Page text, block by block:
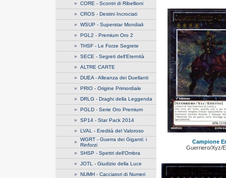
» CORE - Scontri di Ribellioni
» CROS - Destini Incrociati
» WSUP - Superstar Mondiali
» PGL2 - Premium Oro 2
» THSF - Le Forze Segrete
» SECE - Segreti dell'Eternità
» ALTRE CARTE
» DUEA - Alleanza dei Duellanti
» PRIO - Origine Primordiale
» DRLG - Draghi della Leggenda
» PGLD - Serie Oro Premium
» SP14 - Star Pack 2014
» LVAL - Eredità del Valoroso
» WGRT - Guerra dei Giganti: i
Rinforzi
» SHSP - Spettri dell'Ombra
» JOTL - Giudizio della Luce
» NUMH - Cacciatori di Numeri
Campione
Guerriero/Xyz/